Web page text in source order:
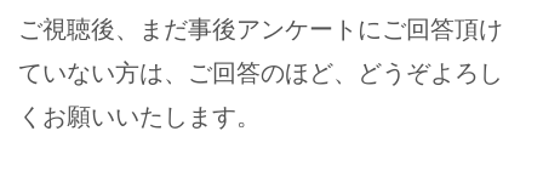
ご視聴後、まだ事後アンケートにご回答頂け
ていない方は、ご回答のほど、どうぞよろし
くお願いいたします。